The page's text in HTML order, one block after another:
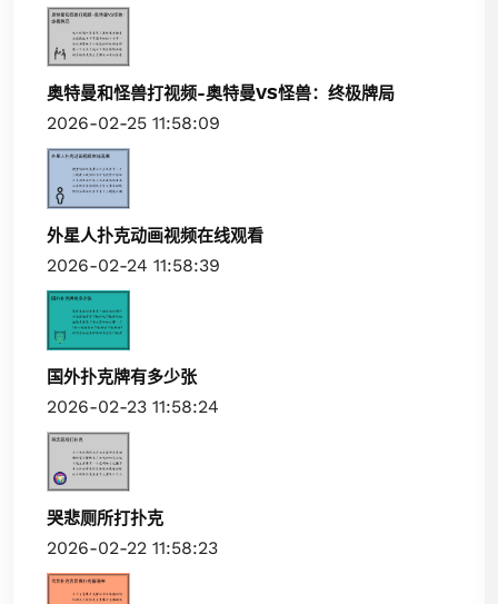
奥特曼和怪兽打视频-奥特曼VS怪兽：终极牌局
2026-02-25 11:58:09
外星人扑克动画视频在线观看
2026-02-24 11:58:39
国外扑克牌有多少张
2026-02-23 11:58:24
哭悲厕所打扑克
2026-02-22 11:58:23